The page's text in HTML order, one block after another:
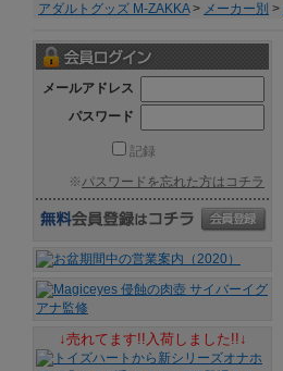
アダルトグッズ M-ZAKKA> メーカー別 >
メールアドレス
パスワード
記録
※パスワードを忘れた方はコチラ
↓売れてます!!入荷しました!!↓